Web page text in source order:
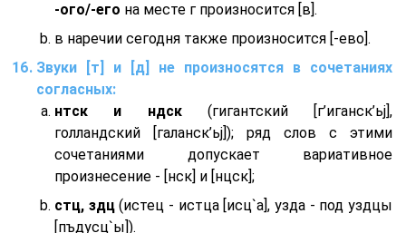
-ого/-его на месте г произносится [в].
в наречии сегодня также произносится [-ево].
Звуки [т] и [д] не произносятся в сочетаниях
согласных:
нтск и ндск(гигантский [г’иганск’ьj],
голландский [галанск’ьj]); ряд слов с этими
сочетаниями допускает вариативное
произнесение - [нск] и [нцск];
стц, здц(истец - истца [исц`а], узда - под уздцы
[пъдусц`ы]).